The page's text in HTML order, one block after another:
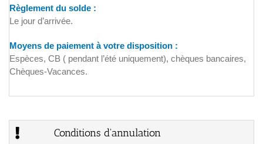
Règlement du solde :
Le jour d’arrivée.
Moyens de paiement à votre disposition :
Espèces, CB ( pendant l’été uniquement), chèques bancaires,
Chèques-Vacances.
Conditions d'annulation